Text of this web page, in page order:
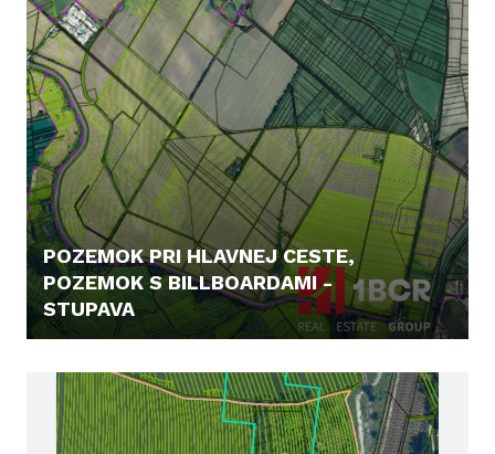
POZEMOK PRI HLAVNEJ CESTE,
POZEMOK S BILLBOARDAMI -
STUPAVA